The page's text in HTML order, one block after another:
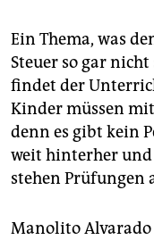
Ein Thema, was
Steuer so gar nicht
findet der
Kinder müssen
denn es gibt kein
weit hinterher und
stehen Prüfungen
Manolito Alvarado